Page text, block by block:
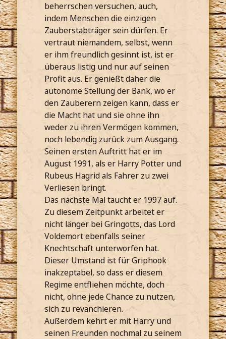
beherrschen versuchen, auch,
indem Menschen die einzigen
Zauberstabträger sein dürfen. Er
vertraut niemandem, selbst, wenn
er ihm freundlich gesinnt ist, ist er
überaus listig und nur auf seinen
Profit aus. Er genießt daher die
autonome Stellung der Bank, wo er
den Zauberern zeigen kann, dass er
die Macht hat und sie ohne ihn
weder zu ihren Vermögen kommen,
noch lebendig zurück zum Ausgang.
Seinen ersten Auftritt hat er im
August 1991, als er Harry Potter und
Rubeus Hagrid als Fahrer zu zwei
Verliesen bringt.
Das nächste Mal taucht er 1997 auf.
Zu diesem Zeitpunkt arbeitet er
nicht länger bei Gringotts, das Lord
Voldemort ebenfalls seiner
Knechtschaft unterworfen hat.
Dieser Umstand ist für Griphook
inakzeptabel, so dass er diesem
Regime entfliehen möchte, doch
nicht, ohne jede Chance zu nutzen,
sich zu revanchieren.
Außerdem kehrt er mit Harry und
seinen Freunden nochmal zu seinem